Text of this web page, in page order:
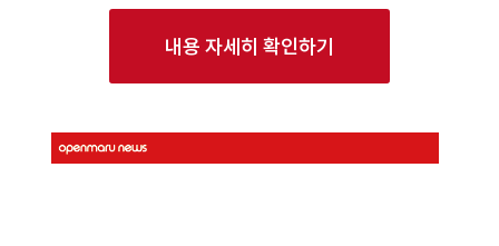
내용 자세히 확인하기